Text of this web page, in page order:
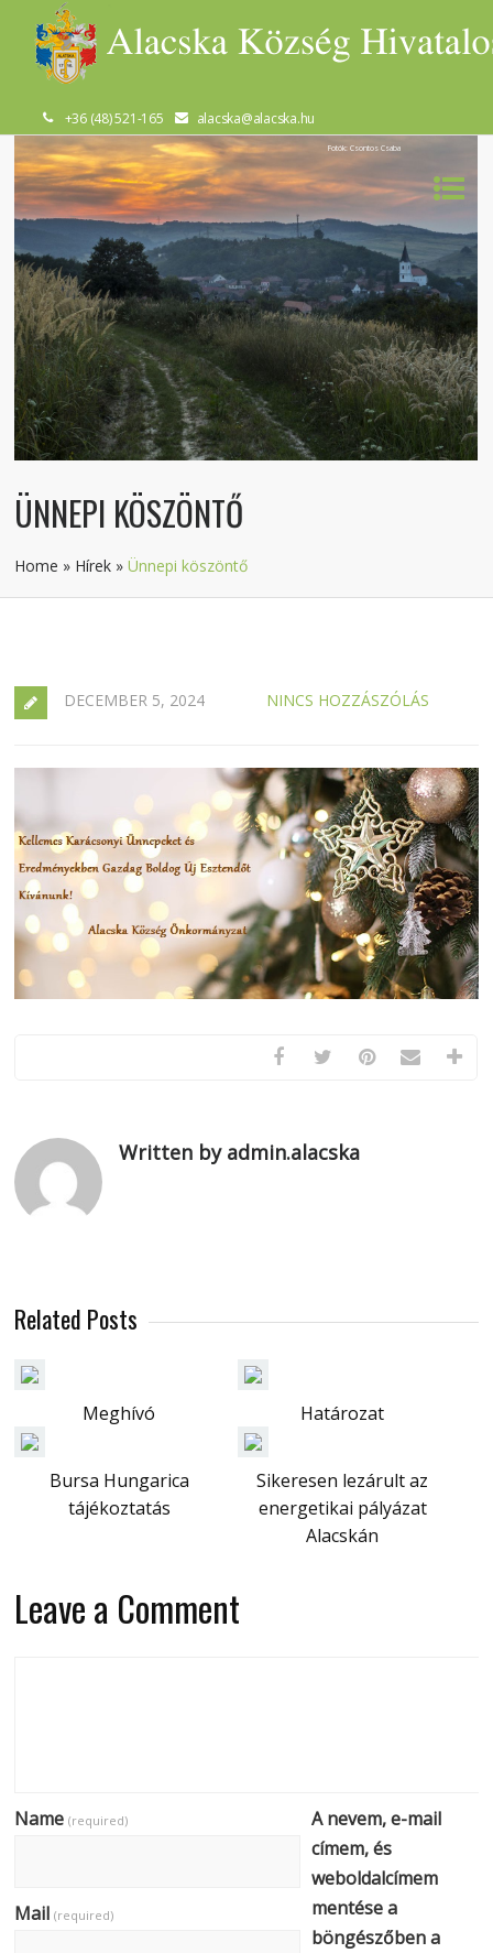
+36 (48) 521-165 alacska@alacska.hu
Fotók: Csontos Csaba
ÜNNEPI KÖSZÖNTŐ
Home » Hírek »Ünnepi köszöntő
DECEMBER 5, 2024 NINCS HOZZÁSZÓLÁS
Written by admin.alacska
Related Posts
Meghívó Határozat
Bursa Hungarica
tájékoztatás
Sikeresen lezárult az
energetikai pályázat
Alacskán
Leave a Comment
Name(required)
Mail(required)
A nevem, e-mail
címem, és
weboldalcímem
mentése a
böngészőben a